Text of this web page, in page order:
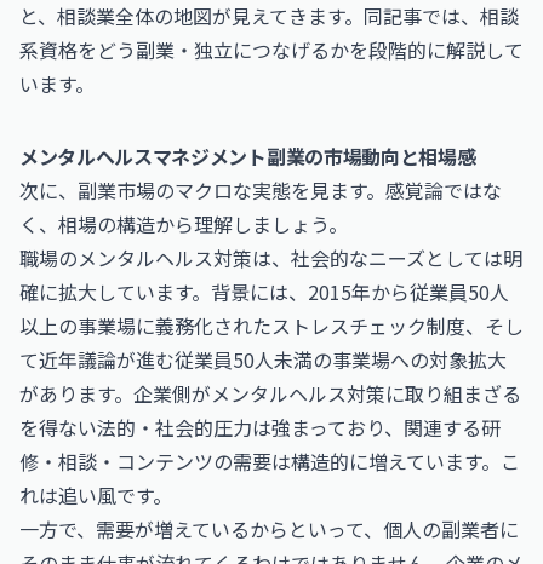
と、相談業全体の地図が見えてきます。同記事では、相談
系資格をどう副業・独立につなげるかを段階的に解説して
います。
メンタルヘルスマネジメント副業の市場動向と相場感
次に、副業市場のマクロな実態を見ます。感覚論ではな
く、相場の構造から理解しましょう。
職場のメンタルヘルス対策は、社会的なニーズとしては明
確に拡大しています。背景には、2015年から従業員50人
以上の事業場に義務化されたストレスチェック制度、そし
て近年議論が進む従業員50人未満の事業場への対象拡大
があります。企業側がメンタルヘルス対策に取り組まざる
を得ない法的・社会的圧力は強まっており、関連する研
修・相談・コンテンツの需要は構造的に増えています。こ
れは追い風です。
一方で、需要が増えているからといって、個人の副業者に